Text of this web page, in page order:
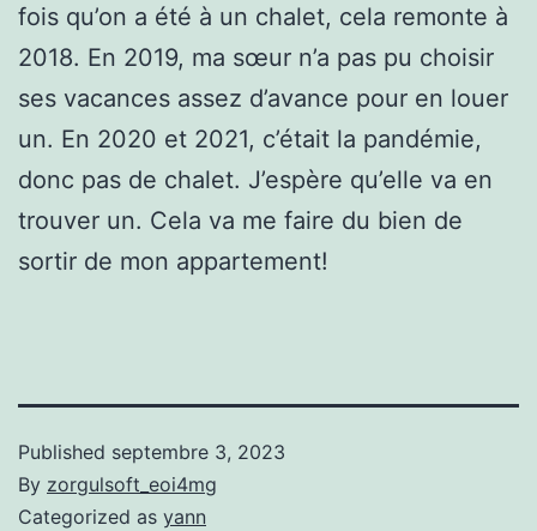
fois qu’on a été à un chalet, cela remonte à
2018. En 2019, ma sœur n’a pas pu choisir
ses vacances assez d’avance pour en louer
un. En 2020 et 2021, c’était la pandémie,
donc pas de chalet. J’espère qu’elle va en
trouver un. Cela va me faire du bien de
sortir de mon appartement!
Published septembre 3, 2023
By zorgulsoft_eoi4mg
Categorized as yann